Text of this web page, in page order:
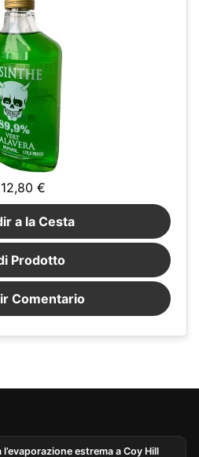
12,80 €
a la Cesta
Prodotto
Comentario
l’evaporazione estrema a Coy Hill